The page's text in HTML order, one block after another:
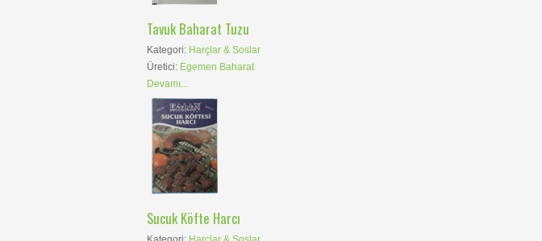
Tavuk Baharat Tuzu
Kategori: Harçlar & Soslar
Üretici: Egemen Baharat
Devamı...
Sucuk Köfte Harcı